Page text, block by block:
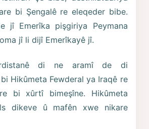
bi Şengalê re eleqeder bibe.
jî Emerîka pişgiriya Peymana
jî li dijî Emerîkayê jî.
di ne aramî de di
Hikûmeta Fewderal ya Iraqê re
bi xûrtî bimeşîne. Hikûmeta
dikeve û mafên xwe nikare